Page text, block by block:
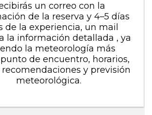
un correo con la
de la reserva y 4–5 días
de la experiencia, un mail
la información detallada , ya
la meteorología más
de encuentro, horarios,
y previsión
meteorológica.